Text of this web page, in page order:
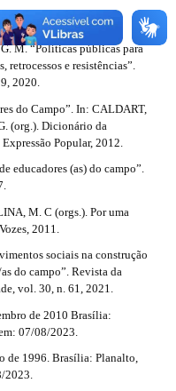
M. “Políticas públicas para
retrocessos e resistências”.
2020.
do Campo”. In: CALDART,
(org.). Dicionário da
Popular, 2012.
educadores (as) do campo”.
M. C (orgs.). Por uma
2011.
sociais na construção
do campo”. Revista da
vol. 30, n. 61, 2021.
de 2010 Brasília:
07/08/2023.
de 1996. Brasília: Planalto,
2023.